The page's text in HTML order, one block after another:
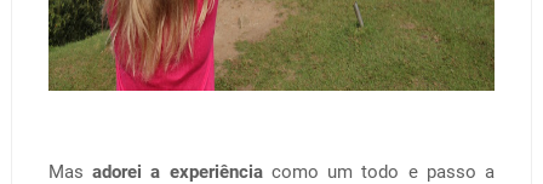
Masadorei a experiência como um todo e passo a